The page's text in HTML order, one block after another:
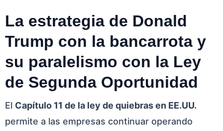
La estrategia de Donald
Trump con la bancarrota y
su paralelismo con la Ley
de Segunda Oportunidad
El Capítulo 11 de la ley de quiebras en EE.UU.
permite a las empresas continuar operando